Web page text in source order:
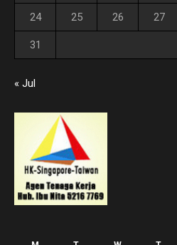
24 25 26 27
31
« Jul